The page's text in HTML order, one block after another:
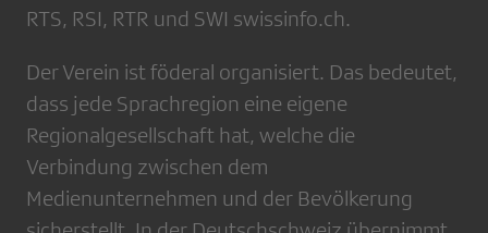
RTS, RSI, RTR und SWI swissinfo.ch.
Der Verein ist föderal organisiert. Das bedeutet,
dass jede Sprachregion eine eigene
Regionalgesellschaft hat, welche die
Verbindung zwischen dem
Medienunternehmen und der Bevölkerung